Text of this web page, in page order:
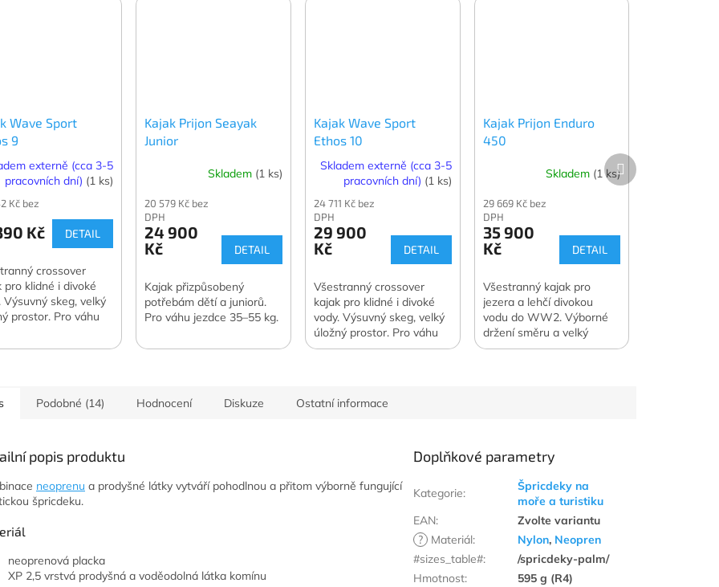
Wave Sport
9
externě (cca 3-5
pracovních dní) (1 ks)
Kč bez
Kč DETAIL
crossover
pro klidné i divoké
Výsuvný skeg, velký
prostor. Pro váhu
Kajak Prijon Seayak
Junior
Skladem (1 ks)
20 579 Kč bez
DPH
24 900
Kč
DETAIL
Kajak přizpůsobený
potřebám dětí a juniorů.
Pro váhu jezdce 35–55 kg.
Kajak Wave Sport
Ethos 10
Skladem externě (cca 3-5
pracovních dní) (1 ks)
24 711 Kč bez
DPH
29 900
Kč
DETAIL
Všestranný crossover
kajak pro klidné i divoké
vody. Výsuvný skeg, velký
úložný prostor. Pro váhu
jezdce 68–118 kg.
Kajak Prijon Enduro
450
Skladem (1 ks)
29 669 Kč bez
DPH
35 900
Kč
DETAIL
Všestranný kajak pro
jezera a lehčí divokou
vodu do WW2. Výborné
držení směru a velký
prostor pro bagáž. Pro
Další
produkt
Podobné (14) Hodnocení Diskuze Ostatní informace
popis produktu
neoprenu a prodyšné látky vytváří pohodlnou a přitom výborně fungující
špricdeku.
neoprenová placka
XP 2,5 vrstvá prodyšná a voděodolná látka komínu
Doplňkové parametry
Kategorie:
Špricdeky na
moře a turistiku
EAN:
Zvolte variantu
?
Materiál: Nylon, Neopren
#sizes_table#:
/spricdeky-palm/
Hmotnost:
595 g (R4)